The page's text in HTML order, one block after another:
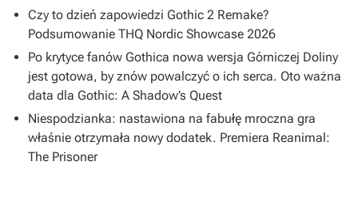
Czy to dzień zapowiedzi Gothic 2 Remake?
Podsumowanie THQ Nordic Showcase 2026
Po krytyce fanów Gothica nowa wersja Górniczej Doliny
jest gotowa, by znów powalczyć o ich serca. Oto ważna
data dla Gothic: A Shadow’s Quest
Niespodzianka: nastawiona na fabułę mroczna gra
właśnie otrzymała nowy dodatek. Premiera Reanimal:
The Prisoner